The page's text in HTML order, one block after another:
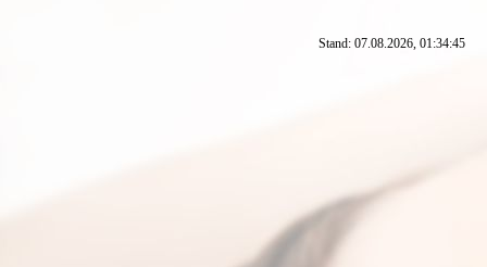
Stand: 07.08.2026, 01:34:45